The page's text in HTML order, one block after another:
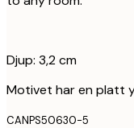
Djup: 3,2 cm
Motivet har en platt
CANPS50630-5